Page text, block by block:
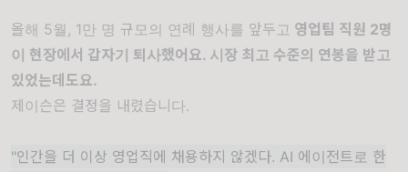
올해 5월, 1만 명 규모의 연례 행사를 앞두고 영업팀 직원 2명
이 현장에서 갑자기 퇴사했어요. 시장 최고 수준의 연봉을 받고
있었는데도요.
제이슨은 결정을 내렸습니다.
"인간을 더 이상 영업직에 채용하지 않겠다. AI 에이전트로 한